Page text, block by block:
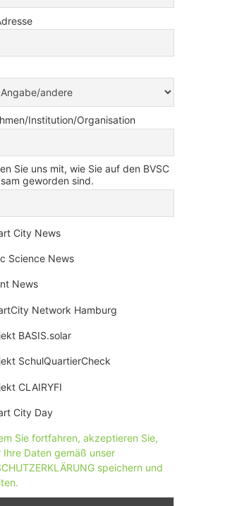
Institution/Organisation
Sie uns mit, wie Sie auf den BVSC
geworden sind.
City News
Science News
News
Network Hamburg
BASIS.solar
SchulQuartierCheck
CLAIRYFI
City Day
Sie fortfahren, akzeptieren Sie,
Ihre Daten gemäß unser
speichern und